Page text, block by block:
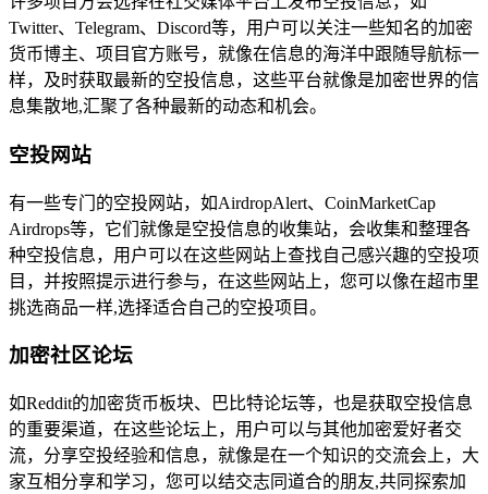
Twitter、Telegram、Discord等，用户可以关注一些知名的加密
货币博主、项目官方账号，就像在信息的海洋中跟随导航标一
样，及时获取最新的空投信息，这些平台就像是加密世界的信
息集散地,汇聚了各种最新的动态和机会。
空投网站
有一些专门的空投网站，如AirdropAlert、CoinMarketCap
Airdrops等，它们就像是空投信息的收集站，会收集和整理各
种空投信息，用户可以在这些网站上查找自己感兴趣的空投项
目，并按照提示进行参与，在这些网站上，您可以像在超市里
挑选商品一样,选择适合自己的空投项目。
加密社区论坛
如Reddit的加密货币板块、巴比特论坛等，也是获取空投信息
的重要渠道，在这些论坛上，用户可以与其他加密爱好者交
流，分享空投经验和信息，就像是在一个知识的交流会上，大
家互相分享和学习，您可以结交志同道合的朋友,共同探索加